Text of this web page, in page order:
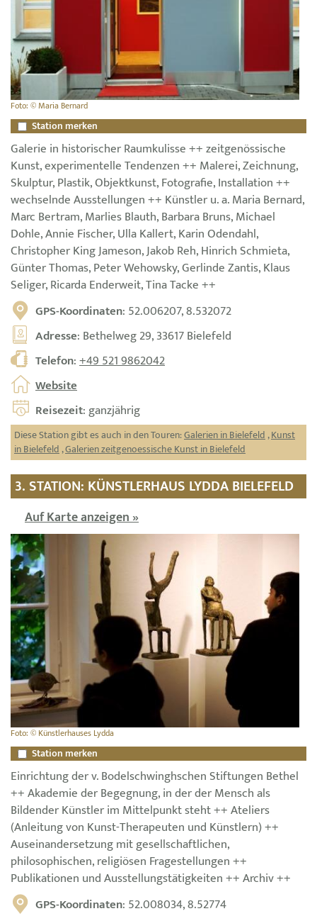
Foto: © Maria Bernard
Station merken
Galerie in historischer Raumkulisse ++ zeitgenössische
Kunst, experimentelle Tendenzen ++ Malerei, Zeichnung,
Skulptur, Plastik, Objektkunst, Fotografie, Installation ++
wechselnde Ausstellungen ++ Künstler u. a. Maria Bernard,
Marc Bertram, Marlies Blauth, Barbara Bruns, Michael
Dohle, Annie Fischer, Ulla Kallert, Karin Odendahl,
Christopher King Jameson, Jakob Reh, Hinrich Schmieta,
Günter Thomas, Peter Wehowsky, Gerlinde Zantis, Klaus
Seliger, Ricarda Enderweit, Tina Tacke ++
GPS-Koordinaten: 52.006207, 8.532072
Adresse: Bethelweg 29, 33617 Bielefeld
Telefon:+49 521 9862042
Website
Reisezeit: ganzjährig
Diese Station gibt es auch in den Touren:Galerien in Bielefeld,Kunst
in Bielefeld,Galerien zeitgenoessische Kunst in Bielefeld
3. STATION: KÜNSTLERHAUS LYDDA BIELEFELD
Auf Karte anzeigen »
Foto: © Künstlerhauses Lydda
Station merken
Einrichtung der v. Bodelschwinghschen Stiftungen Bethel
++ Akademie der Begegnung, in der der Mensch als
Bildender Künstler im Mittelpunkt steht ++ Ateliers
(Anleitung von Kunst-Therapeuten und Künstlern) ++
Auseinandersetzung mit gesellschaftlichen,
philosophischen, religiösen Fragestellungen ++
Publikationen und Ausstellungstätigkeiten ++ Archiv ++
GPS-Koordinaten: 52.008034, 8.52774